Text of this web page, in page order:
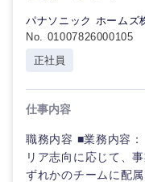
パナソニック ホームズ
No. 01007826000105
正社員
仕事内容
職務内容 ■業務内容
リア志向に応じて、
ずれかのチームに配